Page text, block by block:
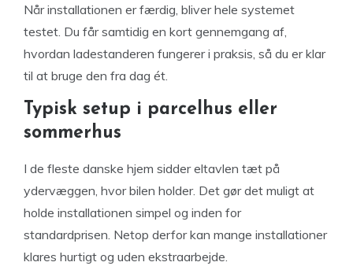
Når installationen er færdig, bliver hele systemet
testet. Du får samtidig en kort gennemgang af,
hvordan ladestanderen fungerer i praksis, så du er klar
til at bruge den fra dag ét.
Typisk setup i parcelhus eller
sommerhus
I de fleste danske hjem sidder eltavlen tæt på
ydervæggen, hvor bilen holder. Det gør det muligt at
holde installationen simpel og inden for
standardprisen. Netop derfor kan mange installationer
klares hurtigt og uden ekstraarbejde.